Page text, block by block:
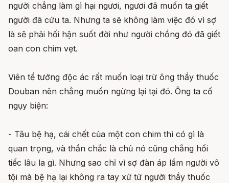
người chẳng làm gì hại ngươi, ngươi đã muốn ta giết
người đã cứu ta. Nhưng ta sẽ không làm việc đó vì sợ
là sẽ phải hối hận suốt đời như người chồng đó đã giết
oan con chim vẹt.
Viên tể tướng độc ác rất muốn loại trừ ông thầy thuốc
Douban nên chẳng muốn ngừng lại tại đó. Ông ta cố
ngụy biện:
- Tâu bệ hạ, cái chết của một con chim thì có gì là
quan trọng, và thần chắc là chủ nó cũng chẳng hối
tiếc lâu la gì. Nhưng sao chỉ vì sợ đàn áp lầm người vô
tội mà bệ hạ lại không ra tay xử tử người thầy thuốc